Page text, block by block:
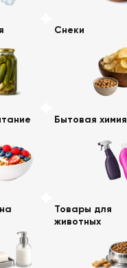
Снеки
Бытовая химия
Товары для
животных